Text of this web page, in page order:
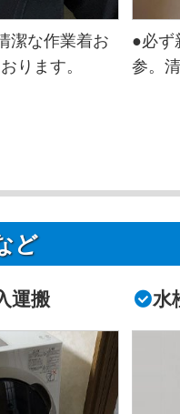
潔な作業着お
ります。
●必ず
参。
ど
運搬 水